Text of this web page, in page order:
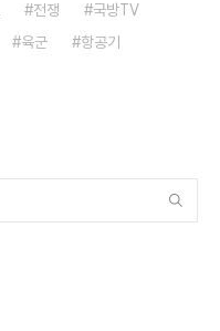
전쟁
국방TV
육군 항공기